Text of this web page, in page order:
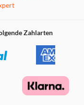
Zahlarten